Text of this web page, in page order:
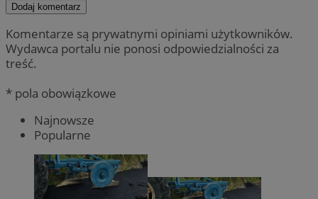
Dodaj komentarz
Komentarze są prywatnymi opiniami użytkowników.
Wydawca portalu nie ponosi odpowiedzialności za
treść.
* pola obowiązkowe
Najnowsze
Popularne